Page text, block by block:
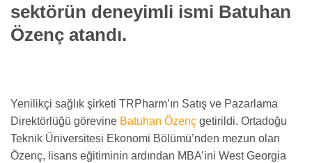
sektörün deneyimli ismi Batuhan
Özenç atandı.
Yenilikçi sağlık şirketi TRPharm’ın Satış ve Pazarlama
Direktörlüğü görevine Batuhan Özenç getirildi. Ortadoğu
Teknik Üniversitesi Ekonomi Bölümü’nden mezun olan
Özenç, lisans eğitiminin ardından MBA’ini West Georgia